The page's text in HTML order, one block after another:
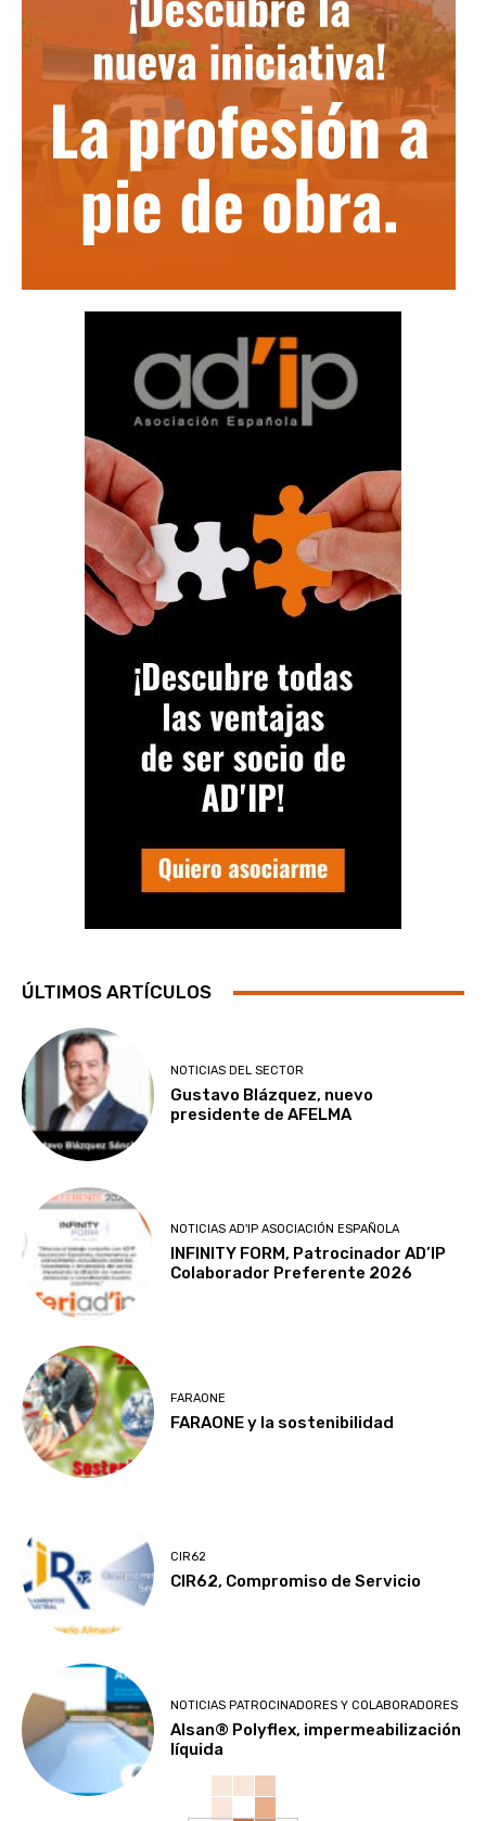
ÚLTIMOS ARTÍCULOS
NOTICIAS DEL SECTOR
Gustavo Blázquez, nuevo
presidente de AFELMA
NOTICIAS AD'IP ASOCIACIÓN ESPAÑOLA
INFINITY FORM, Patrocinador AD’IP
Colaborador Preferente 2026
FARAONE
FARAONE y la sostenibilidad
CIR62
CIR62, Compromiso de Servicio
NOTICIAS PATROCINADORES Y COLABORADORES
Alsan® Polyflex, impermeabilización
líquida